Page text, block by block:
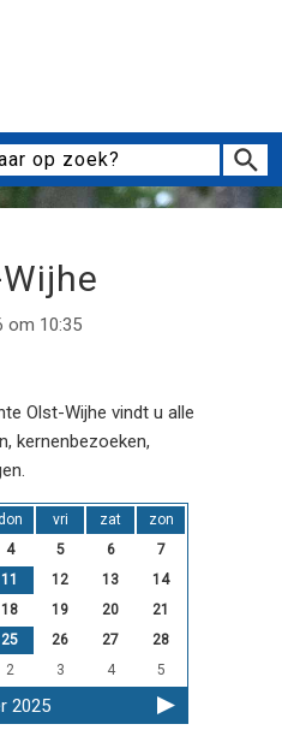
om 10:35
Olst-Wijhe vindt u alle
kernenbezoeken,
don vri zat
zon
4 5 6
7
11 12 13
14
18 19 20
21
25 26 27
28
2 3 4 5
2025